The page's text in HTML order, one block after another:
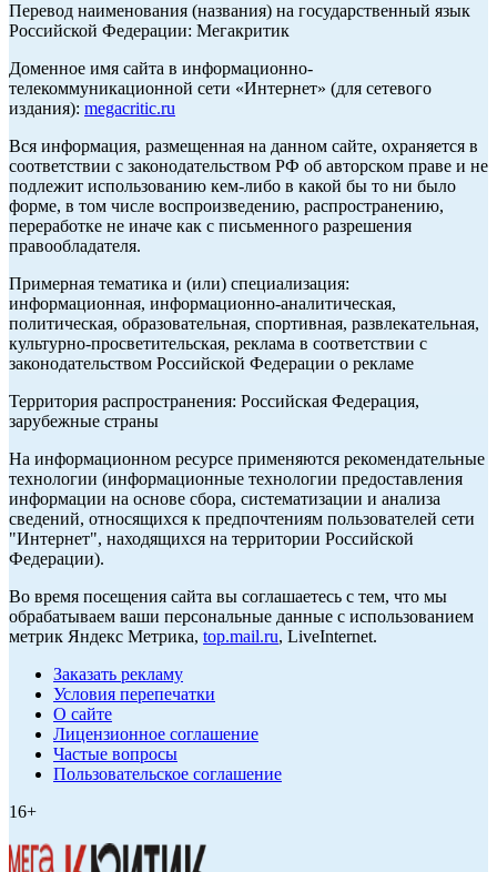
Перевод наименования (названия) на государственный язык
Российской Федерации: Мегакритик
Доменное имя сайта в информационно-
телекоммуникационной сети «Интернет» (для сетевого
издания): megacritic.ru
Вся информация, размещенная на данном сайте, охраняется в
соответствии с законодательством РФ об авторском праве и не
подлежит использованию кем-либо в какой бы то ни было
форме, в том числе воспроизведению, распространению,
переработке не иначе как с письменного разрешения
правообладателя.
Примерная тематика и (или) специализация:
информационная, информационно-аналитическая,
политическая, образовательная, спортивная, развлекательная,
культурно-просветительская, реклама в соответствии с
законодательством Российской Федерации о рекламе
Территория распространения: Российская Федерация,
зарубежные страны
На информационном ресурсе применяются рекомендательные
технологии (информационные технологии предоставления
информации на основе сбора, систематизации и анализа
сведений, относящихся к предпочтениям пользователей сети
"Интернет", находящихся на территории Российской
Федерации).
Во время посещения сайта вы соглашаетесь с тем, что мы
обрабатываем ваши персональные данные с использованием
метрик Яндекс Метрика, top.mail.ru, LiveInternet.
Заказать рекламу
Условия перепечатки
О сайте
Лицензионное соглашение
Частые вопросы
Пользовательское соглашение
16+